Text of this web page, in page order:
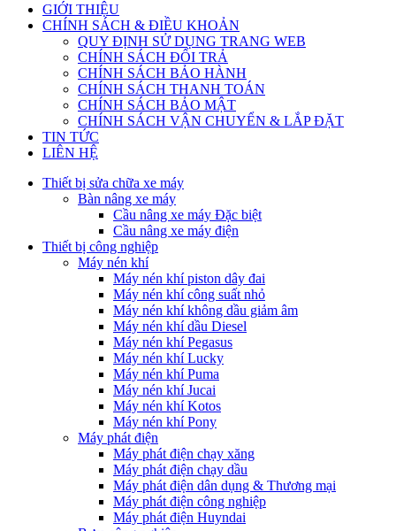
GIỚI THIỆU
CHÍNH SÁCH & ĐIỀU KHOẢN
QUY ĐỊNH SỬ DỤNG TRANG WEB
CHÍNH SÁCH ĐỔI TRẢ
CHÍNH SÁCH BẢO HÀNH
CHÍNH SÁCH THANH TOÁN
CHÍNH SÁCH BẢO MẬT
CHÍNH SÁCH VẬN CHUYỂN & LẮP ĐẶT
TIN TỨC
LIÊN HỆ
Thiết bị sửa chữa xe máy
Bàn nâng xe máy
Cầu nâng xe máy Đặc biệt
Cầu nâng xe máy điện
Thiết bị công nghiệp
Máy nén khí
Máy nén khí piston dây đai
Máy nén khí công suất nhỏ
Máy nén khí không dầu giảm âm
Máy nén khí dầu Diesel
Máy nén khí Pegasus
Máy nén khí Lucky
Máy nén khí Puma
Máy nén khí Jucai
Máy nén khí Kotos
Máy nén khí Pony
Máy phát điện
Máy phát điện chạy xăng
Máy phát điện chạy dầu
Máy phát điện dân dụng & Thương mại
Máy phát điện công nghiệp
Máy phát điện Huyndai